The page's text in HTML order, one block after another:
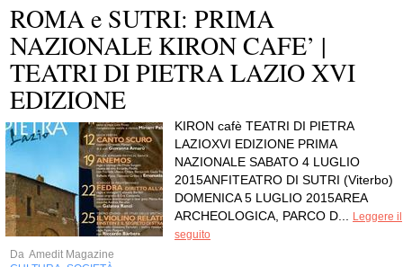
ROMA e SUTRI: PRIMA
NAZIONALE KIRON CAFE’ |
TEATRI DI PIETRA LAZIO XVI
EDIZIONE
KIRON cafè TEATRI DI PIETRA
LAZIOXVI EDIZIONE PRIMA
NAZIONALE SABATO 4 LUGLIO
2015ANFITEATRO DI SUTRI (Viterbo)
DOMENICA 5 LUGLIO 2015AREA
ARCHEOLOGICA, PARCO D...
Leggere il
seguito
Da Amedit Magazine